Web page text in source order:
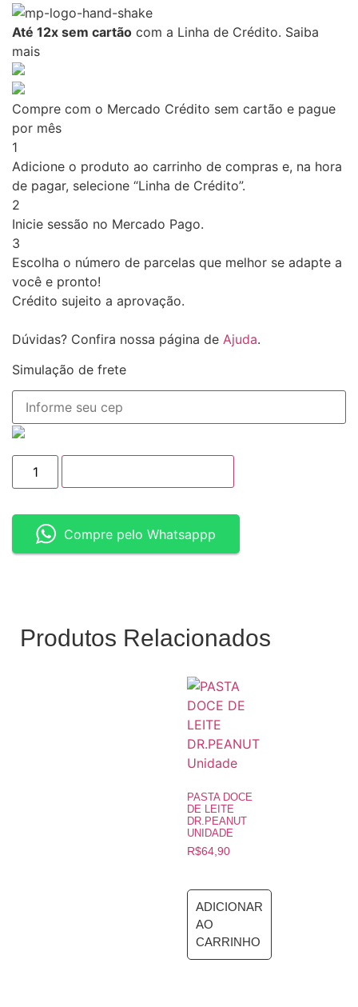
Até 12x sem cartão com a Linha de Crédito. Saiba
mais
Compre com o Mercado Crédito sem cartão e pague
por mês
1
Adicione o produto ao carrinho de compras e, na hora
de pagar, selecione “Linha de Crédito”.
2
Inicie sessão no Mercado Pago.
3
Escolha o número de parcelas que melhor se adapte a
você e pronto!
Crédito sujeito a aprovação.
Dúvidas? Confira nossa página de Ajuda.
Simulação de frete
Compre pelo Whatsappp
Produtos Relacionados
PASTA DOCE
DE LEITE
DR.PEANUT
UNIDADE
R$64,90
ADICIONAR
AO
CARRINHO